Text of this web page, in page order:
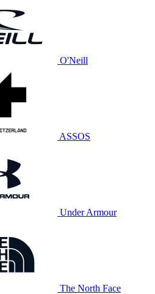
O'Neill
ASSOS
Under Armour
The North Face